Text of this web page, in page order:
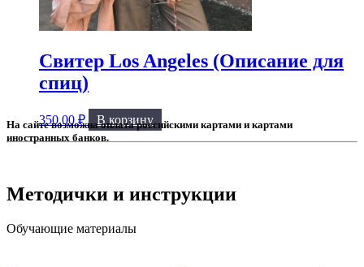
Свитер Los Angeles (Описание для
спиц)
350.00 ₽ В корзину
Методички и инструкции
Обучающие материалы